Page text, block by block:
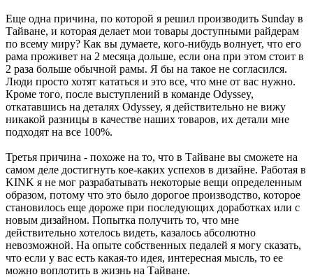
Еще одна причина, по которой я решил производить Sunday в
Тайване, и которая делает мои товары доступными райдерам
по всему миру? Как вы думаете, кого-нибудь волнует, что его
рама проживет на 2 месяца дольше, если она при этом стоит в
2 раза больше обычной рамы. Я бы на такое не согласился.
Люди просто хотят кататься и это все, что мне от вас нужно.
Кроме того, после выступлений в команде Odyssey,
откатавшись на деталях Odyssey, я действительно не вижу
никакой разницы в качестве наших товаров, их детали мне
подходят на все 100%.
Третья причина - похоже на то, что в Тайване вы сможете на
самом деле достигнуть кое-каких успехов в дизайне. Работая в
KINK я не мог разрабатывать некоторые вещи определенным
образом, потому что это было дорогое производство, которое
становилось еще дороже при последующих доработках или с
новым дизайном. Попытка получить то, что мне
действительно хотелось видеть, казалось абсолютно
невозможной. На опыте собственных педалей я могу сказать,
что если у вас есть какая-то идея, интересная мысль, то ее
можно воплотить в жизнь на Тайване.